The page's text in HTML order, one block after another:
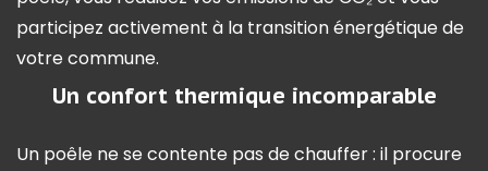
participez activement à la transition énergétique de
votre commune.
Un confort thermique incomparable
Un poêle ne se contente pas de chauffer : il procure